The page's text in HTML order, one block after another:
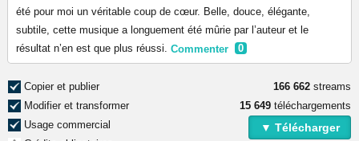
été pour moi un véritable coup de cœur. Belle, douce, élégante,
subtile, cette musique a longuement été mûrie par l’auteur et le
résultat n’en est que plus réussi. Commenter 0
Copier et publier
Modifier et transformer
Usage commercial
166 662 streams
15 649 téléchargements
▼ Télécharger